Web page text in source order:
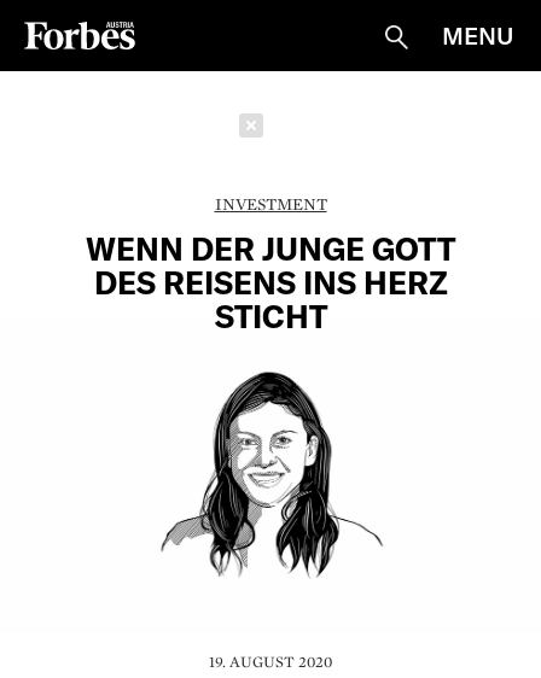
Suche
MENU
INVESTMENT
WENN DER JUNGE GOTT
DES REISENS INS HERZ
STICHT
19. AUGUST 2020